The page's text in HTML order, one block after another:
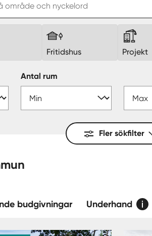
Fritidshus Projekt
Antal rum
Fler sökfilter
budgivningar Underhand